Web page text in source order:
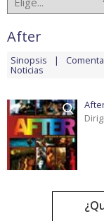
After
Sinopsis
Noticias